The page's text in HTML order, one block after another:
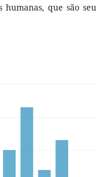
humanas, que são seu